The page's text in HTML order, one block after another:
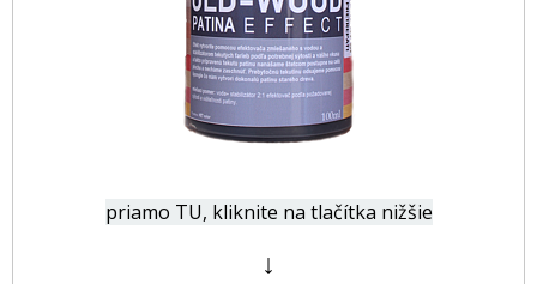
priamo TU, kliknite na tlačítka nižšie
↓